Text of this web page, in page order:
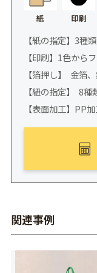
紙 印刷
【紙の指定】3種
【印刷】1色から
【箔押し】 金箔
【紐の指定】 8
【表面加工】PP
関連事例